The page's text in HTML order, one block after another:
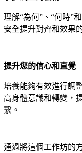
理解“為何”、“何時”
安全提升對齊和效果
提升您的信心和直覺
培養能夠有效進行調
高身體意識和轉變，
繫。
通過將這個工作坊的